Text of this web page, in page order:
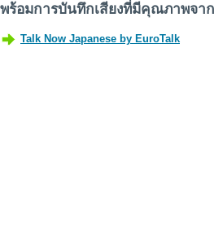
พร้อมการบันทึกเสียงที่มีคุณภาพจา